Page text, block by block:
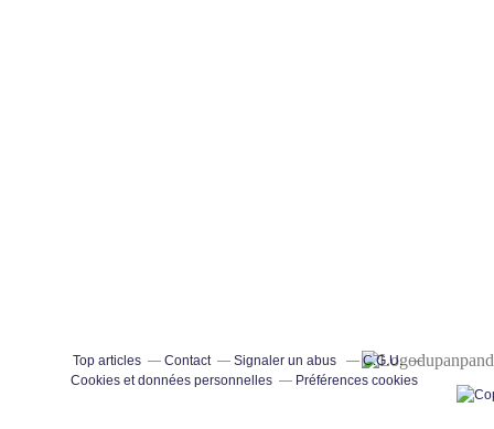
Top articles Contact Signaler un abus
C.G.U.
Cookies et données personnelles
Préférences cookies